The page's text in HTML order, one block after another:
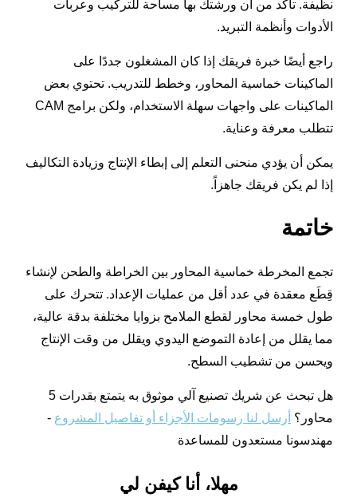
نظيفة. تأكد من أن ورشتك بها مساحة للتركيب وعربات
الأدوات وأنظمة التبريد.
راجع أيضًا خبرة فريقك إذا كان المشغلون جددًا على
الماكينات خماسية المحاور، وخطط للتدريب. تحتوي بعض
الماكينات على واجهات سهلة الاستخدام، ولكن برامج CAM
تتطلب معرفة وعناية.
يمكن أن يؤدي منحنى التعلم إلى إبطاء الإنتاج وزيادة التكاليف
إذا لم يكن فريقك جاهزاً.
خاتمة
تجمع المخرطة خماسية المحاور بين الخراطة والطحن لإنشاء
قِطَع معقدة في عدد أقل من عمليات الإعداد. تتحرك على
طول خمسة محاور لقطع الملامح بزوايا مختلفة بدقة عالية،
مما يقلل من إعادة التموضع اليدوي ويقلل من وقت الإنتاج
ويحسن من تشطيب السطح.
هل تبحث عن شريك تصنيع آلي موثوق به يتمتع بقدرات 5
محاور؟ أرسل لنا رسومات الأجزاء أو تفاصيل المشروع -
مهندسونا مستعدون للمساعدة
مهلا، أنا كيفن لي